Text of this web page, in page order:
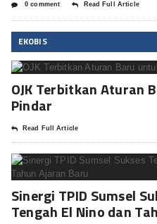
0 comment Read Full Article
EKOBIS
OJK Terbitkan Aturan
Pindar
Read Full Article
Sinergi TPID Sumsel
Tengah El Nino dan